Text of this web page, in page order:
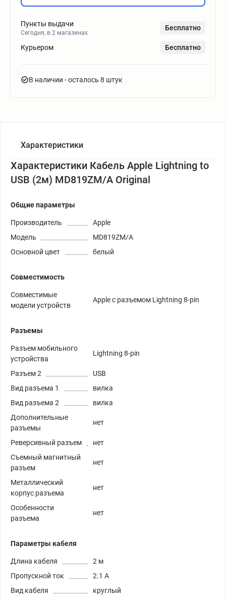
Пункты выдачи
Сегодня, в 2 магазинах
Бесплатно
Курьером Бесплатно
В наличии - осталось 8 штук
Характеристики
Характеристики Кабель Apple Lightning to
USB (2м) MD819ZM/A Original
Общие параметры
Производитель
Apple
Модель
MD819ZM/A
Основной цвет
белый
Совместимость
Совместимые
модели устройств
Apple с разъемом Lightning 8-pin
Разъемы
Разъем мобильного
устройства
Lightning 8-pin
Разъем 2
USB
Вид разъема 1
вилка
Вид разъема 2
вилка
Дополнительные
разъемы
нет
Реверсивный разъем
нет
Съемный магнитный
разъем
нет
Металлический
корпус разъема
нет
Особенности
разъема
нет
Параметры кабеля
Длина кабеля
2 м
Пропускной ток
2.1 А
Вид кабеля
круглый